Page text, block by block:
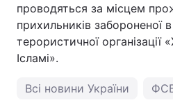
проводяться за місцем
прихильників забороненої
терористичної організації
Ісламі».
Всі новини України